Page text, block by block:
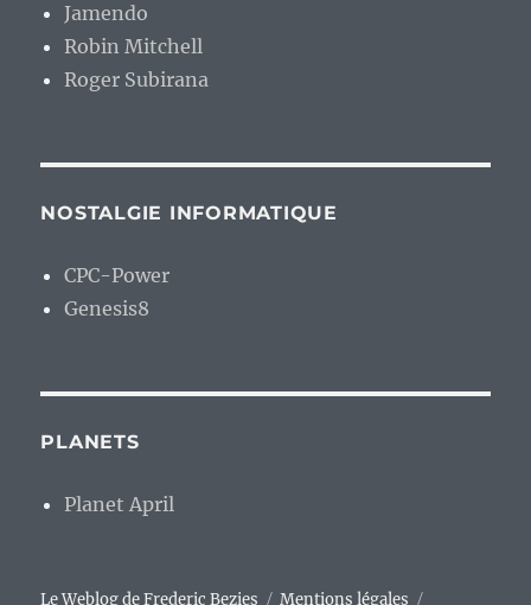
Jamendo
Robin Mitchell
Roger Subirana
NOSTALGIE INFORMATIQUE
CPC-Power
Genesis8
PLANETS
Planet April
Le Weblog de Frederic Bezies Mentions légales